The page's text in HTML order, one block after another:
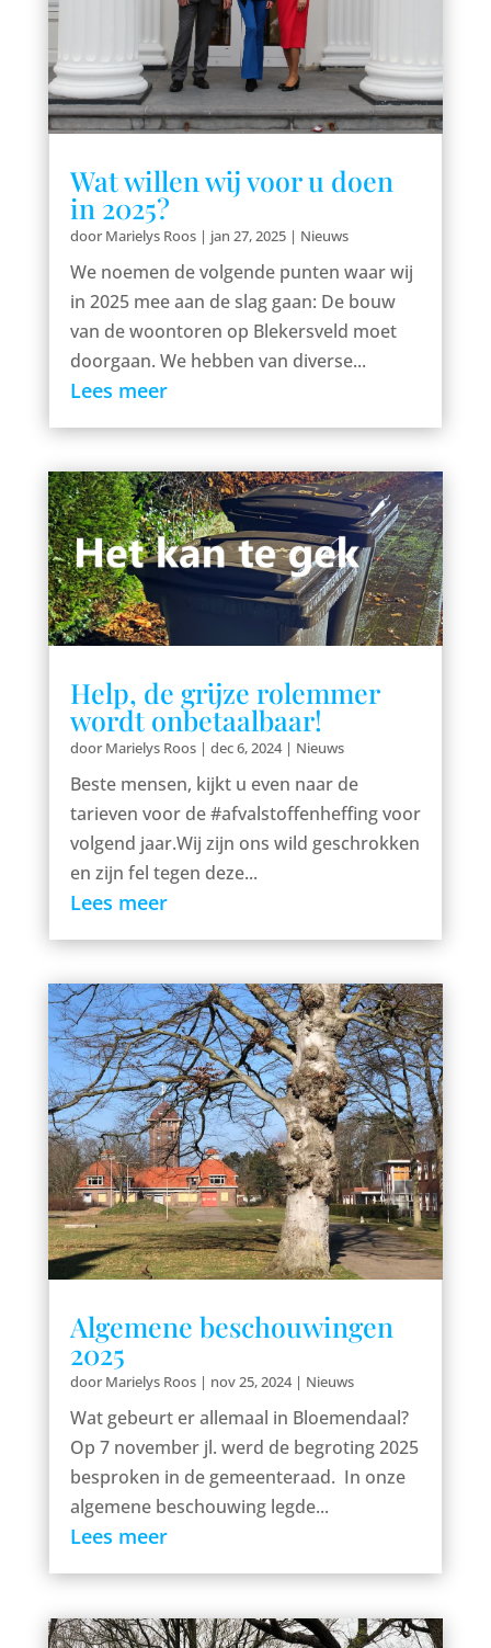
Wat willen wij voor u doen
in 2025?
doorMarielys Roos| jan 27, 2025| Nieuws
We noemen de volgende punten waar wij
in 2025 mee aan de slag gaan: De bouw
van de woontoren op Blekersveld moet
doorgaan. We hebben van diverse...
Lees meer
Help, de grijze rolemmer
wordt onbetaalbaar!
doorMarielys Roos| dec 6, 2024| Nieuws
Beste mensen, kijkt u even naar de
tarieven voor de #afvalstoffenheffing voor
volgend jaar.Wij zijn ons wild geschrokken
en zijn fel tegen deze...
Lees meer
Algemene beschouwingen
2025
doorMarielys Roos| nov 25, 2024| Nieuws
Wat gebeurt er allemaal in Bloemendaal?
Op 7 november jl. werd de begroting 2025
besproken in de gemeenteraad. In onze
algemene beschouwing legde...
Lees meer